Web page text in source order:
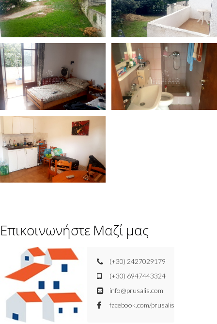
Επικοινωνήστε Μαζί μας
(+30) 2427029179
(+30) 6947443324
info@prusalis.com
facebook.com/prusalis